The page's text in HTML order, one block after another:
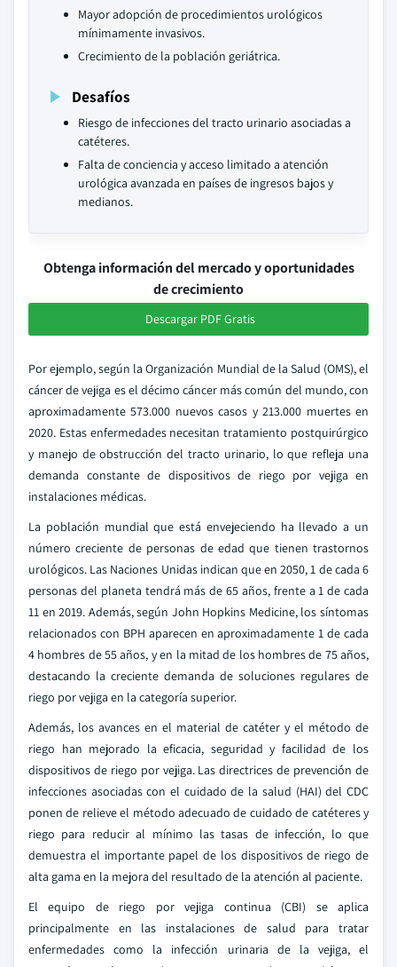
Mayor adopción de procedimientos urológicos
mínimamente invasivos.
Crecimiento de la población geriátrica.
Desafíos
Riesgo de infecciones del tracto urinario asociadas a
catéteres.
Falta de conciencia y acceso limitado a atención
urológica avanzada en países de ingresos bajos y
medianos.
Obtenga información del mercado y oportunidades
de crecimiento
Descargar PDF Gratis
Por ejemplo, según la Organización Mundial de la Salud (OMS), el
cáncer de vejiga es el décimo cáncer más común del mundo, con
aproximadamente 573.000 nuevos casos y 213.000 muertes en
2020. Estas enfermedades necesitan tratamiento postquirúrgico
y manejo de obstrucción del tracto urinario, lo que refleja una
demanda constante de dispositivos de riego por vejiga en
instalaciones médicas.
La población mundial que está envejeciendo ha llevado a un
número creciente de personas de edad que tienen trastornos
urológicos. Las Naciones Unidas indican que en 2050, 1 de cada 6
personas del planeta tendrá más de 65 años, frente a 1 de cada
11 en 2019. Además, según John Hopkins Medicine, los síntomas
relacionados con BPH aparecen en aproximadamente 1 de cada
4 hombres de 55 años, y en la mitad de los hombres de 75 años,
destacando la creciente demanda de soluciones regulares de
riego por vejiga en la categoría superior.
Además, los avances en el material de catéter y el método de
riego han mejorado la eficacia, seguridad y facilidad de los
dispositivos de riego por vejiga. Las directrices de prevención de
infecciones asociadas con el cuidado de la salud (HAI) del CDC
ponen de relieve el método adecuado de cuidado de catéteres y
riego para reducir al mínimo las tasas de infección, lo que
demuestra el importante papel de los dispositivos de riego de
alta gama en la mejora del resultado de la atención al paciente.
El equipo de riego por vejiga continua (CBI) se aplica
principalmente en las instalaciones de salud para tratar
enfermedades como la infección urinaria de la vejiga, el